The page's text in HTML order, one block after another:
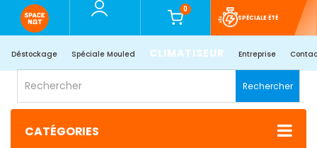
0
SPÉCIALE ÉTÉ
Déstockage Spéciale Mouled CLIMATISEUR Entreprise
Rechercher
CATÉGORIES